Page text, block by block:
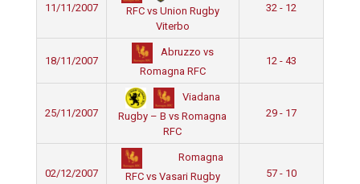
11/11/2007
RFC vs Union Rugby
Viterbo
32 - 12
18/11/2007
Abruzzo vs
Romagna RFC
12 - 43
25/11/2007
Viadana
Rugby – B vs Romagna
RFC
29 - 17
02/12/2007
Romagna
RFC vs Vasari Rugby
57 - 10